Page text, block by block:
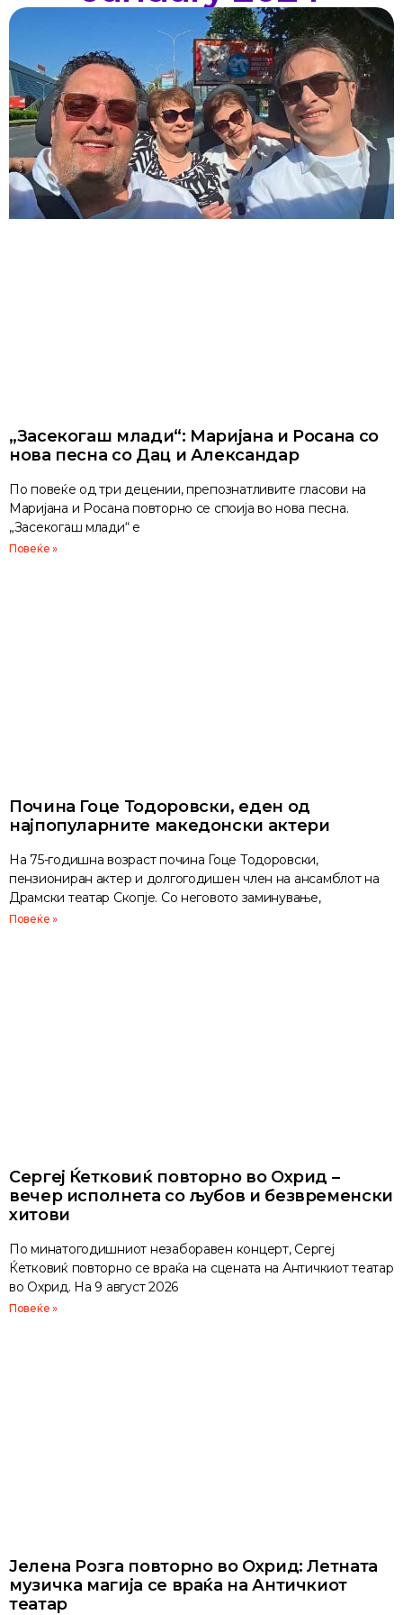
„Засекогаш млади“: Маријана и Росана со
нова песна со Дац и Александар
По повеќе од три децении, препознатливите гласови на
Маријана и Росана повторно се споија во нова песна.
„Засекогаш млади“ е
Повеќе »
Почина Гоце Тодоровски, еден од
најпопуларните македонски актери
На 75-годишна возраст почина Гоце Тодоровски,
пензиониран актер и долгогодишен член на ансамблот на
Драмски театар Скопје. Со неговото заминување,
Повеќе »
Сергеј Ќетковиќ повторно во Охрид –
вечер исполнета со љубов и безвременски
хитови
По минатогодишниот незаборавен концерт, Сергеј
Ќетковиќ повторно се враќа на сцената на Античкиот театар
во Охрид. На 9 август 2026
Повеќе »
Јелена Розга повторно во Охрид: Летната
музичка магија се враќа на Античкиот
театар